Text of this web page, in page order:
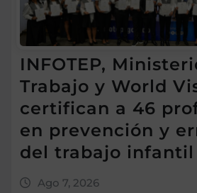
INFOTEP,
Trabajo y World
certifican a 46
en prevención y
del trabajo infantil
Ago 7, 2026